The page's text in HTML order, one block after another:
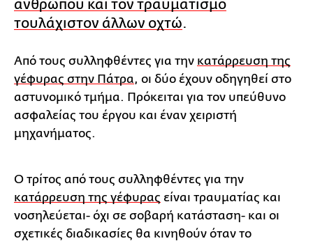
ανθρώπου και τον τραυματισμό
τουλάχιστον άλλων οχτώ.
Από τους συλληφθέντες για την κατάρρευση της
γέφυρας στην Πάτρα, οι δύο έχουν οδηγηθεί στο
αστυνομικό τμήμα. Πρόκειται για τον υπεύθυνο
ασφαλείας του έργου και έναν χειριστή
μηχανήματος.
Ο τρίτος από τους συλληφθέντες για την
κατάρρευση της γέφυρας είναι τραυματίας και
νοσηλεύεται- όχι σε σοβαρή κατάσταση- και οι
σχετικές διαδικασίες θα κινηθούν όταν το